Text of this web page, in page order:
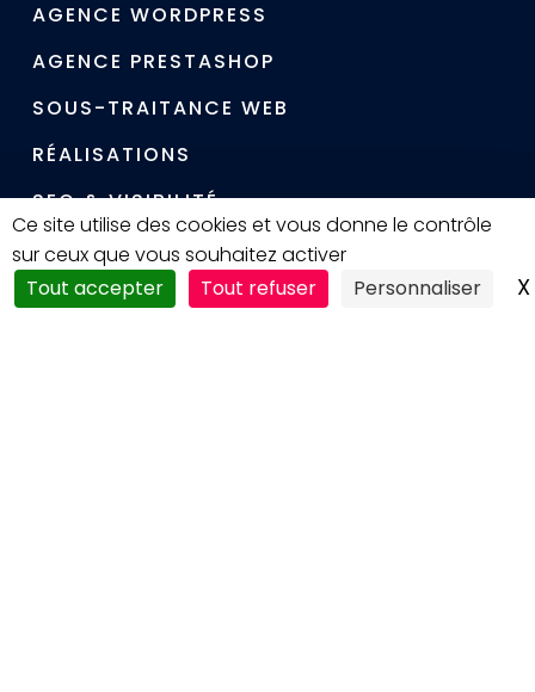
Ce site utilise des cookies et vous donne le contrôle
sur ceux que vous souhaitez activer
Tout accepter
Tout refuser Personnaliser X
AGENCE WORDPRESS
AGENCE PRESTASHOP
SOUS-TRAITANCE WEB
RÉALISATIONS
SEO & VISIBILITÉ
MAINTENANCE & SÉCURITÉ
CONTACT